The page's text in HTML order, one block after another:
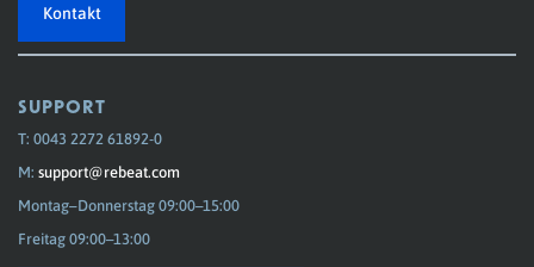
Kontakt
SUPPORT
T: 0043 2272 61892-0
M: support@rebeat.com
Montag–Donnerstag 09:00–15:00
Freitag 09:00–13:00